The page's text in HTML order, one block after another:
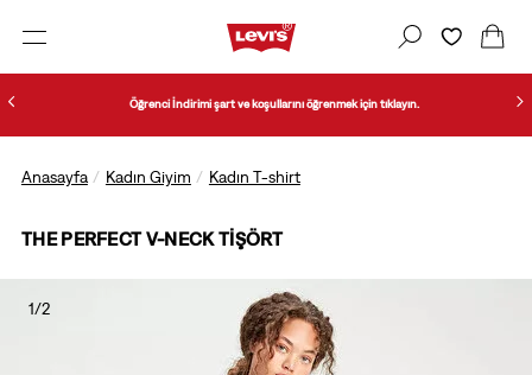
Öğrenci İndirimi şart ve koşullarını öğrenmek için tıklayın.
Anasayfa Kadın Giyim Kadın T-shirt
THE PERFECT V-NECK TIŞÖRT
1/2